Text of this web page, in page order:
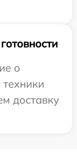
о
доставку